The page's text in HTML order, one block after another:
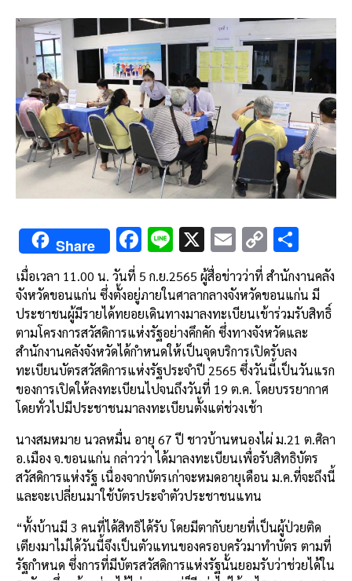
Share F
ac
e
b
o
o
k
Li
n
e
X E
m
ai
l
C
o
py
Li
n
k
ar
e
เมื่อเวลา 11.00 น. วันที่ 5 ก.ย.2565 ผู้สื่อข่าวว่าที่ สำนักงานคลัง
จังหวัดขอนแก่น ซึ่งตั้งอยู่ภายในศาลากลางจังหวัดขอนแก่น มี
ประชาชนผู้มีรายได้ทยอยเดินทางมาลงทะเบียนเข้าร่วมรับสิทธิ์
ตามโครงการสวัสดิการแห่งรัฐอย่างคึกคัก ซึ่งทางจังหวัดและ
สำนักงานคลังจังหวัดได้กำหนดให้เป็นจุดบริการเปิดรับลง
ทะเบียนบัตรสวัสดิการแห่งรัฐประจำปี 2565 ซึ่งวันนี้เป็นวันแรก
ของการเปิดให้ลงทะเบียนไปจนถึงวันที่ 19 ต.ค. โดยบรรยากาศ
โดยทั่วไปมีประชาชนมาลงทะเบียนตั้งแต่ช่วงเช้า
นางสมหมาย นวลหมื่น อายุ 67 ปี ชาวบ้านหนองไผ่ ม.21 ต.ศิลา
อ.เมือง จ.ขอนแก่น กล่าวว่า ได้มาลงทะเบียนเพื่อรับสิทธิบัตร
สวัสดิการแห่งรัฐ เนื่องจากบัตรเก่าจะหมดอายุเดือน ม.ค.ที่จะถึงนี้
และจะเปลี่ยนมาใช้บัตรประจำตัวประชาชนแทน
“ทั้งบ้านมี 3 คนที่ได้สิทธิได้รับ โดยมีตากับยายที่เป็นผู้ป่วยติด
เตียงมาไม่ได้วันนี้จึงเป็นตัวแทนของครอบครัวมาทำบัตร ตามที่
รัฐกำหนด ซึ่งการที่มีบัตรสวัสดิการแห่งรัฐนั้นยอมรับว่าช่วยได้ใน